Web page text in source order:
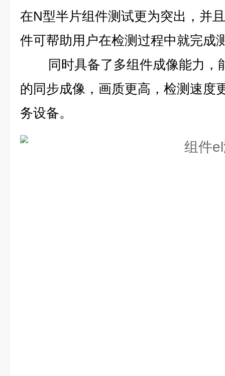
在N型半片组件测试更为突出，并
件可帮助用户在检测过程中就完成
同时具备了多组件成像能力，
的同步成像，画质更高，检测速度
务设备。